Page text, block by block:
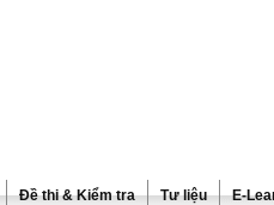
Đề thi & Kiểm tra Tư liệu E-